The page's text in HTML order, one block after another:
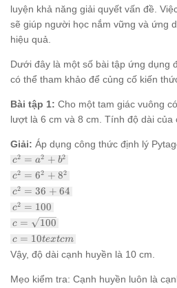
luyện khả năng giải quyết vấn đề.
sẽ giúp người học nắm vững và ứng
hiệu quả.
Dưới đây là một số bài tập ứng dụng
có thể tham khảo để củng cố kiến
Bài tập 1: Cho một tam giác vuông
lượt là 6 cm và 8 cm. Tính độ dài của
Giải: Áp dụng công thức định lý
c^2
=
a^2
+
b^2
c2 = a2 + b2
c^2
=
6^2
+
8^2
c2 = 62 + 82
c^2
=
36
+
64
c2 = 36 + 64
c^2
100
c2 = 100
c =
\sqrt{100}
c =
100
c =
10text{
cm}
c = 10textcm
Vậy, độ dài cạnh huyền là 10 cm.
Mẹo kiểm tra: Cạnh huyền luôn là